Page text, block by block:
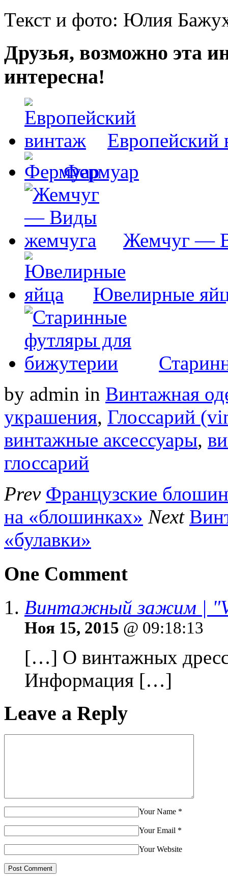
Текст и фото: Юлия
Друзья, возможно эта
интересна!
Европейский
Фермуар
Жемчуг —
Ювелирные
by admin in Винтажная
украшения, Глоссарий
винтажные аксессуары,
глоссарий
Prev Французские
на «блошинках» Next
«булавки»
One Comment
Винтажный зажим |
Ноя 15, 2015 @ 09:18:13
[…] О винтажных
Информация […]
Leave a Reply
Your Name *
Your Email *
Your Website